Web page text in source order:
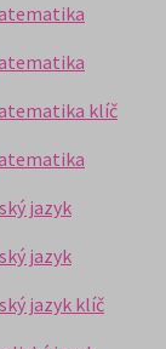
klíč
jazyk
jazyk
jazyk klíč